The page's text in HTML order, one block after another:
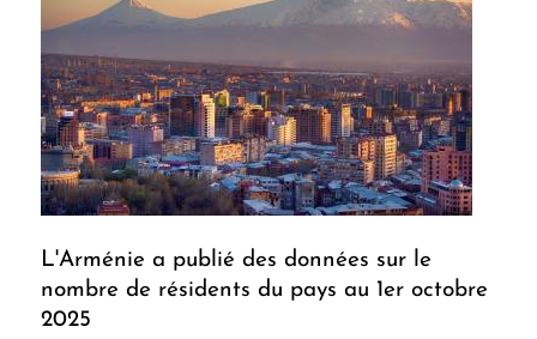
L'Arménie a publié des données sur le
nombre de résidents du pays au 1er octobre
2025